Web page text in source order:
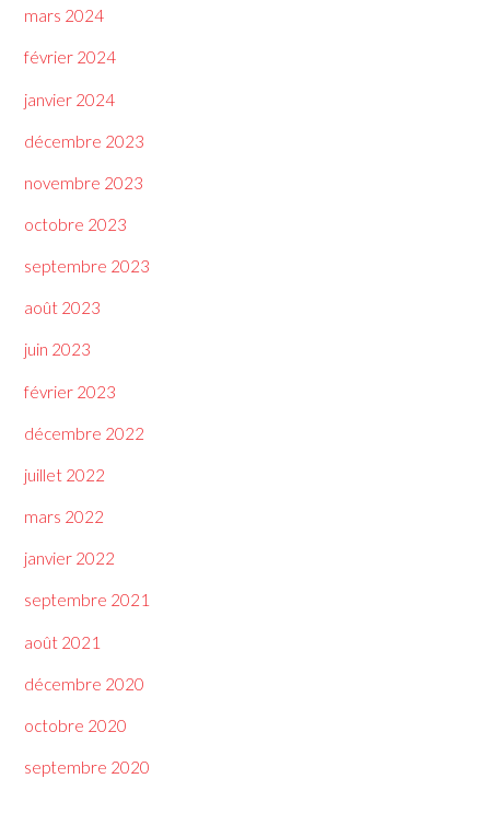
mars 2024
février 2024
janvier 2024
décembre 2023
novembre 2023
octobre 2023
septembre 2023
août 2023
juin 2023
février 2023
décembre 2022
juillet 2022
mars 2022
janvier 2022
septembre 2021
août 2021
décembre 2020
octobre 2020
septembre 2020